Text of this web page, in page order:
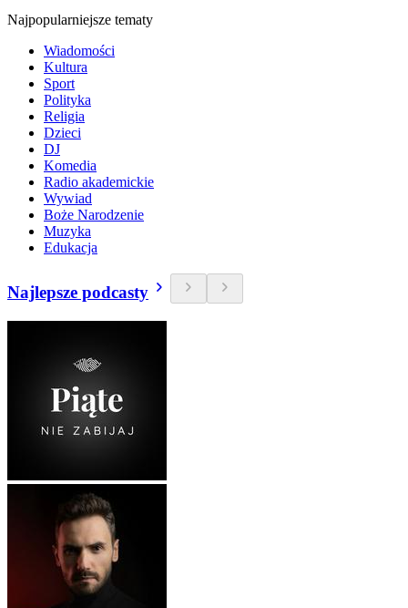
Najpopularniejsze tematy
Wiadomości
Kultura
Sport
Polityka
Religia
Dzieci
DJ
Komedia
Radio akademickie
Wywiad
Boże Narodzenie
Muzyka
Edukacja
Najlepsze podcasty